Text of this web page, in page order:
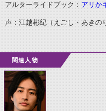
アルターライドブック： アリか
声：江越彬紀（えごし・あきの
関連人物